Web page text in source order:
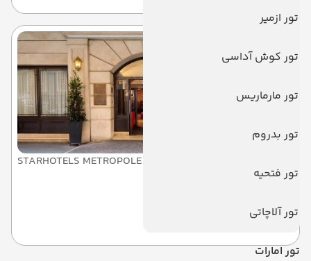
تور ازمیر
تور کوش آداسی
تور مارماریس
تور بدروم
تور فتحیه
تور آلاچاتی
تور امارات
STARHOTELS METROPOLE
استار هتل متروپل